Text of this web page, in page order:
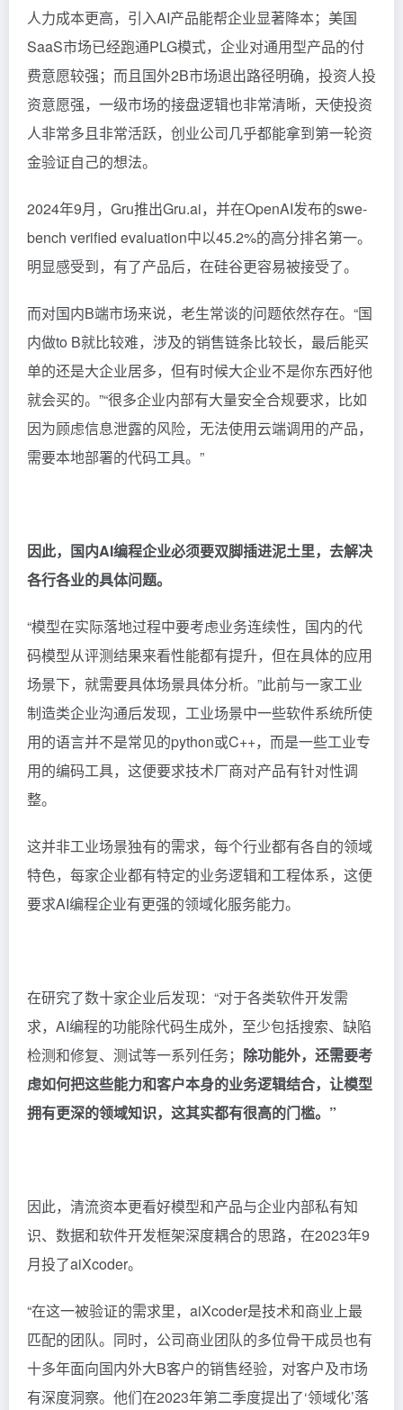
人力成本更高，引入AI产品能帮企业显著降本；美国
SaaS市场已经跑通PLG模式，企业对通用型产品的付
费意愿较强；而且国外2B市场退出路径明确，投资人投
资意愿强，一级市场的接盘逻辑也非常清晰，天使投资
人非常多且非常活跃，创业公司几乎都能拿到第一轮资
金验证自己的想法。
2024年9月，Gru推出Gru.ai，并在OpenAI发布的swe-
bench verified evaluation中以45.2%的高分排名第一。
明显感受到，有了产品后，在硅谷更容易被接受了。
而对国内B端市场来说，老生常谈的问题依然存在。“国
内做to B就比较难，涉及的销售链条比较长，最后能买
单的还是大企业居多，但有时候大企业不是你东西好他
就会买的。”“很多企业内部有大量安全合规要求，比如
因为顾虑信息泄露的风险，无法使用云端调用的产品，
需要本地部署的代码工具。”
因此，国内AI编程企业必须要双脚插进泥土里，去解决
各行各业的具体问题。
“模型在实际落地过程中要考虑业务连续性，国内的代
码模型从评测结果来看性能都有提升，但在具体的应用
场景下，就需要具体场景具体分析。”此前与一家工业
制造类企业沟通后发现，工业场景中一些软件系统所使
用的语言并不是常见的python或C++，而是一些工业专
用的编码工具，这便要求技术厂商对产品有针对性调
整。
这并非工业场景独有的需求，每个行业都有各自的领域
特色，每家企业都有特定的业务逻辑和工程体系，这便
要求AI编程企业有更强的领域化服务能力。
在研究了数十家企业后发现：“对于各类软件开发需
求，AI编程的功能除代码生成外，至少包括搜索、缺陷
检测和修复、测试等一系列任务； 除功能外，还需要考
虑如何把这些能力和客户本身的业务逻辑结合，让模型
拥有更深的领域知识，这其实都有很高的门槛。”
因此，清流资本更看好模型和产品与企业内部私有知
识、数据和软件开发框架深度耦合的思路，在2023年9
月投了aiXcoder。
“在这一被验证的需求里，aiXcoder是技术和商业上最
匹配的团队。同时，公司商业团队的多位骨干成员也有
十多年面向国内外大B客户的销售经验，对客户及市场
有深度洞察。他们在2023年第二季度提出了‘领域化’落